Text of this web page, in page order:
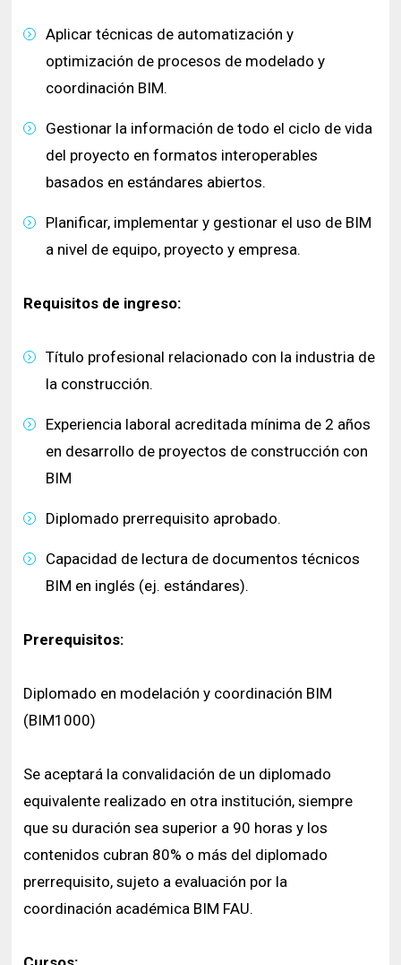
Aplicar técnicas de automatización y
optimización de procesos de modelado y
coordinación BIM.
Gestionar la información de todo el ciclo de vida
del proyecto en formatos interoperables
basados en estándares abiertos.
Planificar, implementar y gestionar el uso de BIM
a nivel de equipo, proyecto y empresa.
Requisitos de ingreso:
Título profesional relacionado con la industria de
la construcción.
Experiencia laboral acreditada mínima de 2 años
en desarrollo de proyectos de construcción con
BIM
Diplomado prerrequisito aprobado.
Capacidad de lectura de documentos técnicos
BIM en inglés (ej. estándares).
Prerequisitos:
Diplomado en modelación y coordinación BIM
(BIM1000)
Se aceptará la convalidación de un diplomado
equivalente realizado en otra institución, siempre
que su duración sea superior a 90 horas y los
contenidos cubran 80% o más del diplomado
prerrequisito, sujeto a evaluación por la
coordinación académica BIM FAU.